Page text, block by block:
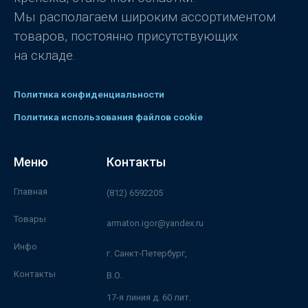
Мы располагаем широким ассортиментом
товаров, постоянно присутствующих
на складе.
Политика конфиденциальности
Политика использования файлов cookie
Меню
Главная
Товары
Инфо
Контакты
Контакты
(812) 6592205
armaton.igor@yandex.ru
г. Санкт-Петербург,
В.О.
17-я линия д. 60 лит.